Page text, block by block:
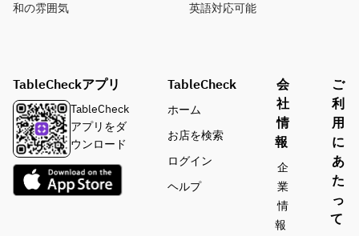
和の雰囲気 英語対応可能
TableCheckアプリ
TableCheck
アプリをダ
ウンロード
TableCheck
ホーム
お店を検索
ログイン
ヘルプ
会
社
情
報
企
業
情
報
ご
利
用
に
あ
た
っ
て